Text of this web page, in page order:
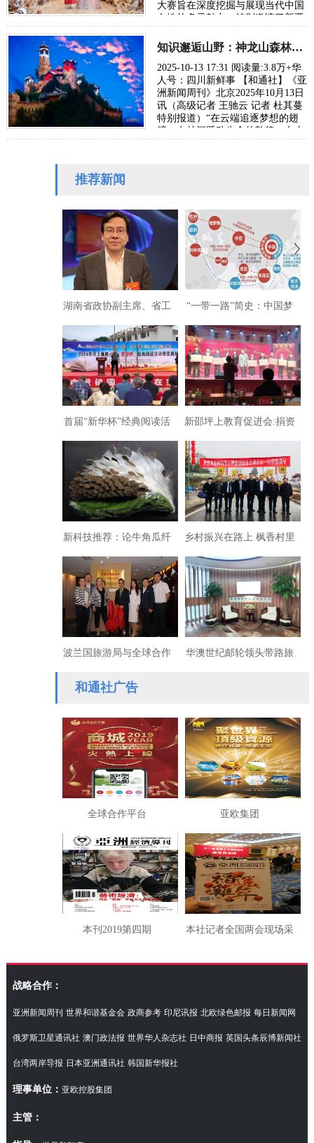
大赛旨在深度挖掘与展现当代中国
女性的多元魅力，特别邀请了新晋
网络总决赛”…
知识邂逅山野：神龙山森林课堂掀起教育变革
2025-10-13 17:31 阅读量:3.8万+华
人号：四川新鲜事 【和通社】《亚
洲新闻周刊》北京2025年10月13日
讯（高级记者 王驰云 记者 杜其蔓
特别报道）“在云端追逐梦想的翅
膀、在林间跃动生命的韵律、在山
推荐新闻
湖南省政协副主席、省工
商联主席张健建议:着力培
育创新型民营龙头企业
“一带一路”简史：中国梦
与世界梦
首届“新华杯”经典阅读活
动颁奖典礼圆满落幕
新邵坪上教育促进会:捐资
助学结硕果，尊师重教树
典型
新科技推荐：论牛角瓜纤
维纺织产业创建与纺织新
格局趋势
乡村振兴在路上 枫香村里
说封香
波兰国旅游局与全球合作
平台在北京推特色游
华澳世纪邮轮领头带路旅
和通社广告
全球合作平台 亚欧集团
本刊2019第四期 本社记者全国两会现场采
访湖南代表团
战略合作：
亚洲新闻周刊 世界和谐基金会 政商参考 印尼讯报 北欧绿色邮报 每日新闻网
俄罗斯卫星通讯社 澳门政法报 世界华人杂志社 日中商报 英国头条辰博新闻社
台湾两岸导报 日本亚洲通讯社 韩国新华报社
理事单位： 亚欧控股集团
主管：